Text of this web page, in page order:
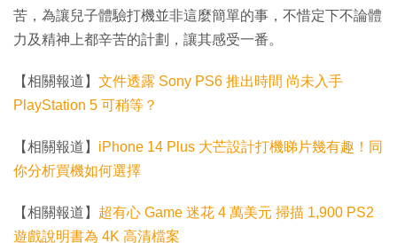
苦，為讓兒子體驗打機並非這麼簡單的事，不惜定下不論體
力及精神上都辛苦的計劃，讓其感受一番。
【相關報道】 文件透露 Sony PS6 推出時間 尚未入手
PlayStation 5 可稍等？
【相關報道】 iPhone 14 Plus 大芒設計打機睇片幾有趣！同
你分析買機如何選擇
【相關報道】 超有心 Game 迷花 4 萬美元 掃描 1,900 PS2
遊戲說明書為 4K 高清檔案